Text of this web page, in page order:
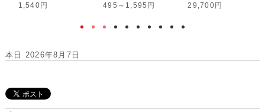
1,540円 495～1,595円 29,700円
本日 2026年8月7日